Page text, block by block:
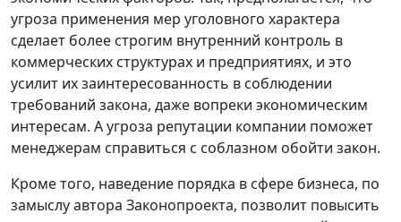
угроза применения мер уголовного характера
сделает более строгим внутренний контроль в
коммерческих структурах и предприятиях, и это
усилит их заинтересованность в соблюдении
требований закона, даже вопреки экономическим
интересам. А угроза репутации компании поможет
менеджерам справиться с соблазном обойти закон.
Кроме того, наведение порядка в сфере бизнеса, по
замыслу автора Законопроекта, позволит повысить